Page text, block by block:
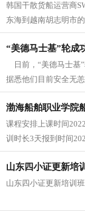
韩国干散货船运营商
东海到越南胡志明
“美德马士基”轮成
日前，“美德马士基”
据悉他们目前安全无
渤海船舶职业学院
课程安排上课时间
训时长3天报到时间
山东四小证更新培
山东四小证更新培训